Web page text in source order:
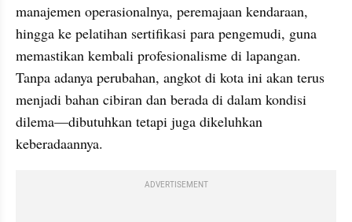
manajemen operasionalnya, peremajaan kendaraan,
hingga ke pelatihan sertifikasi para pengemudi, guna
memastikan kembali profesionalisme di lapangan.
Tanpa adanya perubahan, angkot di kota ini akan terus
menjadi bahan cibiran dan berada di dalam kondisi
dilema—dibutuhkan tetapi juga dikeluhkan
keberadaannya.
ADVERTISEMENT